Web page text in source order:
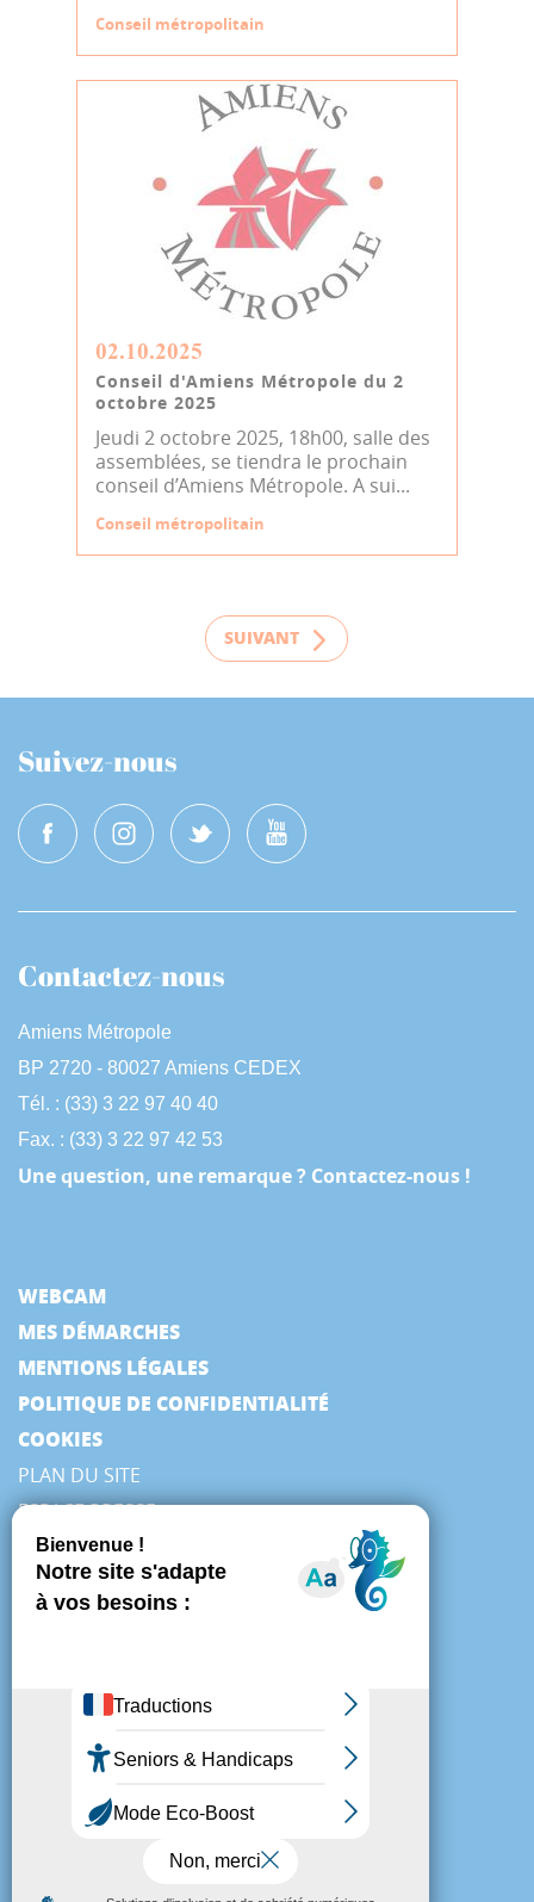
Conseil métropolitain
02.10.2025
Conseil d'Amiens Métropole du 2
octobre 2025
Jeudi 2 octobre 2025, 18h00, salle des
assemblées, se tiendra le prochain
conseil d’Amiens Métropole. A sui...
Conseil métropolitain
SUIVANT
Suivez-nous
Contactez-nous
Amiens Métropole
BP 2720 - 80027 Amiens CEDEX
Tél. : (33) 3 22 97 40 40
Fax. : (33) 3 22 97 42 53
Une question, une remarque ? Contactez-nous !
WEBCAM
MES DÉMARCHES
MENTIONS LÉGALES
POLITIQUE DE CONFIDENTIALITÉ
COOKIES
PLAN DU SITE
ESPACE PRESSE